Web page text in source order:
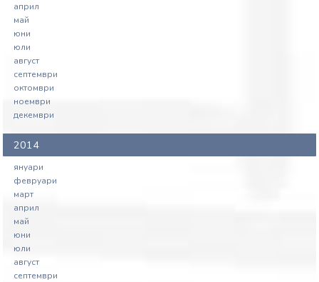
април
май
юни
юли
август
септември
октомври
ноември
декември
2014
януари
февруари
март
април
май
юни
юли
август
септември